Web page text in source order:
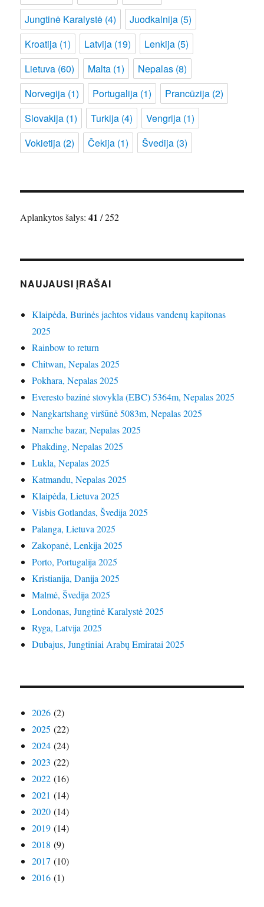
Jungtinė Karalystė (4) Juodkalnija (5)
Kroatija (1) Latvija (19) Lenkija (5)
Lietuva (60) Malta (1) Nepalas (8)
Norvegija (1) Portugalija (1) Prancūzija (2)
Slovakija (1) Turkija (4) Vengrija (1)
Vokietija (2) Čekija (1) Švedija (3)
Aplankytos šalys:41 / 252
NAUJAUSI ĮRAŠAI
Klaipėda, Burinės jachtos vidaus vandenų kapitonas
2025
Rainbow to return
Chitwan, Nepalas 2025
Pokhara, Nepalas 2025
Everesto bazinė stovykla (EBC) 5364m, Nepalas 2025
Nangkartshang viršūnė 5083m, Nepalas 2025
Namche bazar, Nepalas 2025
Phakding, Nepalas 2025
Lukla, Nepalas 2025
Katmandu, Nepalas 2025
Klaipėda, Lietuva 2025
Visbis Gotlandas, Švedija 2025
Palanga, Lietuva 2025
Zakopanė, Lenkija 2025
Porto, Portugalija 2025
Kristianija, Danija 2025
Malmė, Švedija 2025
Londonas, Jungtinė Karalystė 2025
Ryga, Latvija 2025
Dubajus, Jungtiniai Arabų Emiratai 2025
2026 (2)
2025 (22)
2024 (24)
2023 (22)
2022 (16)
2021 (14)
2020 (14)
2019 (14)
2018 (9)
2017 (10)
2016 (1)